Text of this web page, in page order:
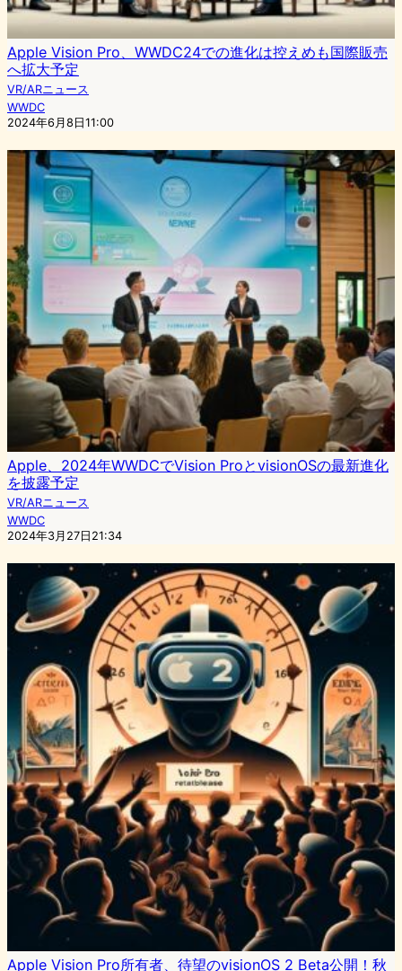
Apple Vision Pro、WWDC24での進化は控えめも国際販売
へ拡大予定
VR/ARニュース
WWDC
2024年6月8日11:00
Apple、2024年WWDCでVision ProとvisionOSの最新進化
を披露予定
VR/ARニュース
WWDC
2024年3月27日21:34
Apple Vision Pro所有者、待望のvisionOS 2 Beta公開！秋